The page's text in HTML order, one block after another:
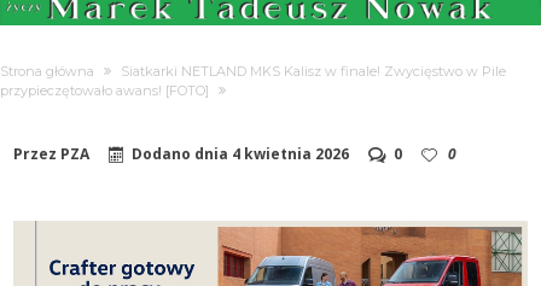
Strona główna
Siatkarki NETLAND MKS Kalisz w finale! Zwycięstwo w Pile
przypieczętowało awans! [FOTO]
Przez PZA Dodano dnia 4 kwietnia 2026 0 0